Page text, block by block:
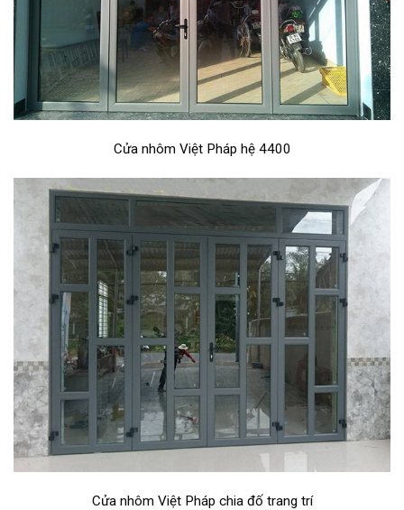
Cửa nhôm Việt Pháp hệ 4400
Cửa nhôm Việt Pháp chia đố trang trí